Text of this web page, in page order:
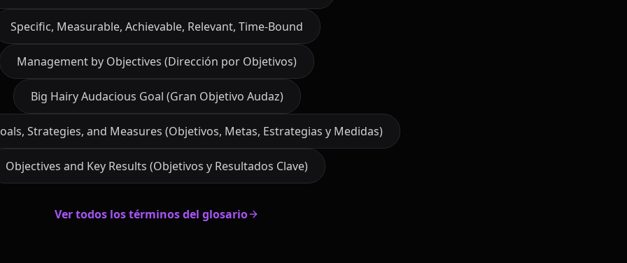
Specific, Measurable, Achievable, Relevant, Time-Bound
Management by Objectives (Dirección por Objetivos)
Big Hairy Audacious Goal (Gran Objetivo Audaz)
Strategies, and Measures (Objetivos, Metas, Estrategias y Medidas)
Objectives and Key Results (Objetivos y Resultados Clave)
Ver todos los términos del glosario